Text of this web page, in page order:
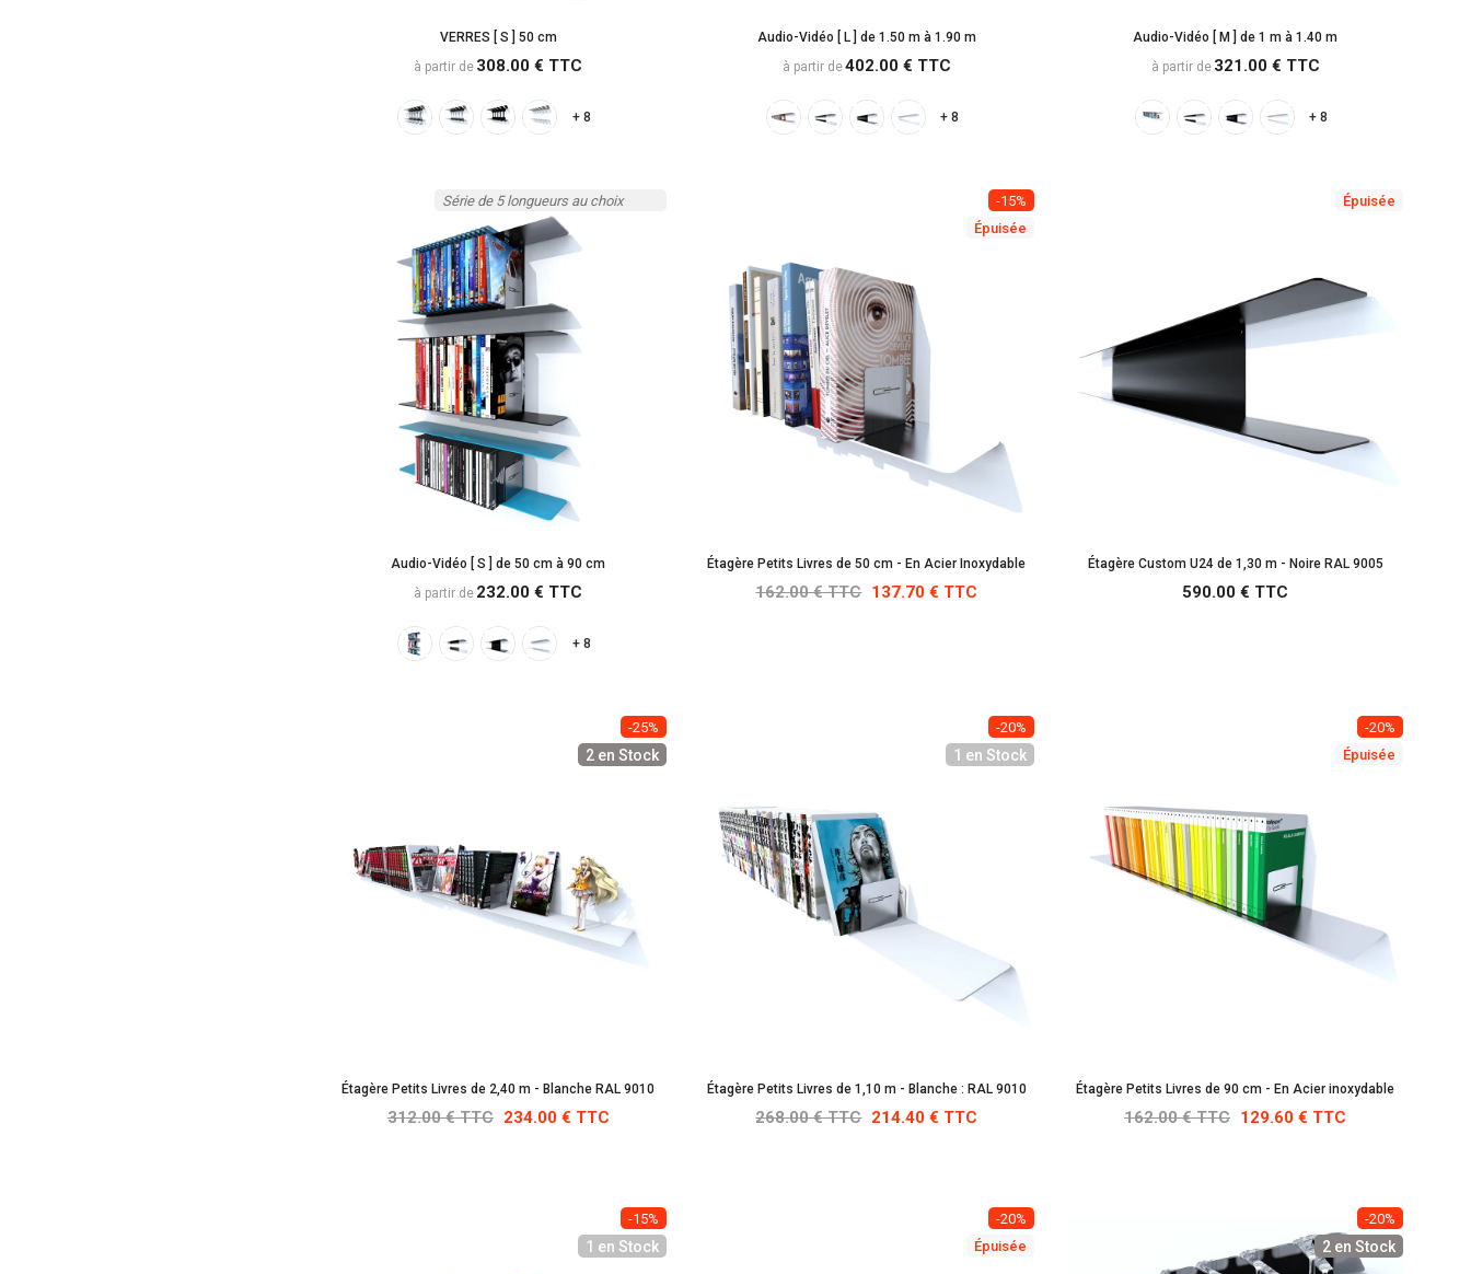
VERRES [ S ] 50 cm
à partir de 308.00 € TTC
+ 8
Audio-Vidéo [ L ] de 1.50 m à 1.90 m
à partir de402.00 € TTC
+ 8
Audio-Vidéo [ M ] de 1 m à 1.40 m
à partir de 321.00 € TTC
+ 8
Série de 5 longueurs au choix
Audio-Vidéo [ S ] de 50 cm à 90 cm
à partir de 232.00 € TTC
+ 8
-15%
Épuisée
Étagère Petits Livres de 50 cm - En Acier Inoxydable
162.00 € TTC 137.70 € TTC
Épuisée
Étagère Custom U24 de 1,30 m - Noire RAL 9005
590.00 € TTC
-25%
2 en Stock
Étagère Petits Livres de 2,40 m - Blanche RAL 9010
312.00 € TTC 234.00 € TTC
-20%
1 en Stock
Étagère Petits Livres de 1,10 m - Blanche : RAL 9010
268.00 € TTC 214.40 € TTC
-20%
Épuisée
Étagère Petits Livres de 90 cm - En Acier inoxydable
162.00 € TTC 129.60 € TTC
-15%
1 en Stock
-20%
Épuisée
-20%
2 en Stock